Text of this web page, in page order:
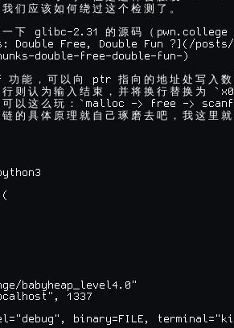
我 们 应 该 如 何 绕 过 这 个 检 测 了 。
一 下 glibc-2.31 的 源 码 （ pwn.college
double-free-double-fun-)
功 能 ， 可 以 向 ptr 指 向 的 地 址 处 写 入 数
行 则 认 为 输 入 结 束 ， 并 将 换 行 替 换 为
可 以 这 么 玩 ：
`malloc -> free ->
链 的 具 体 原 理 就 自 己 琢 磨 去 吧 ， 我 这 里 就
babyheap_level4.0"
1337
binary=FILE,